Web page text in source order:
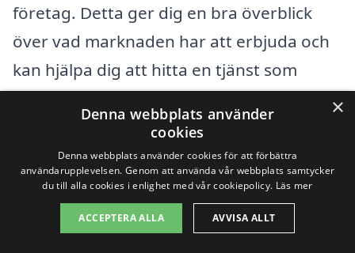
företag. Detta ger dig en bra överblick
över vad marknaden har att erbjuda och
kan hjälpa dig att hitta en tjänst som
passar din budget. Tveka inte att fråga
om eventuella rabatter eller
paketlösningar – många företag erbjuder
specialpriser för regelbundet underhåll.
Genom att noga överväga dina behov och
×
Denna webbplats använder
cookies
Denna webbplats använder cookies för att förbättra
användarupplevelsen. Genom att använda vår webbplats samtycker
du till alla cookies i enlighet med vår cookiepolicy. Läs mer
ACCEPTERA ALLA AVVISA ALLT